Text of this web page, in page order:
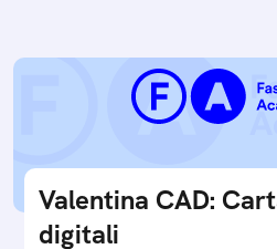
Valentina CAD:
digitali